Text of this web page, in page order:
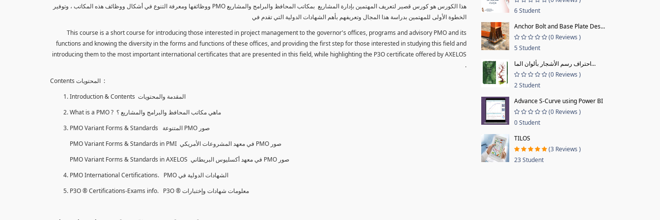
هذا الكورس هو كورس قصير لتعريف المهتمين بإدارة المشاريع بمكاتب المحافظ والبرامج والمشاريع PMO ووظائفها ومعرفة التنوع في أشكال ووظائف هذه المكاتب ، وتوفير
الخطوة الأولى للمهتمين بدراسة هذا المجال وتعريفهم بأهم الشهادات الدولية التي تقدم في
This course is a short course for introducing those interested in project management to the governor's offices, programs and advisory PMO and its
functions and knowing the diversity in the forms and functions of these offices, and providing the first step for those interested in studying this field and
introducing them to the most important international certificates that are presented in this field, while highlighting the P3O certificate offered by AXELOS
.
Contents المحتويات :
Introduction & Contents المقدمة والمحتويات
What is a PMO ? ماهي مكاتب المحافظ والبرامج والمشاريع ؟
PMO Variant Forms & Standards المتنوعة PMO صور
PMO Variant Forms & Standards in PMI في معهد المشروعات الأمريكي PMO صور
PMO Variant Forms & Standards in AXELOS في معهد أكسليوس البريطاني PMO صور
PMO International Certifications. PMO الشهادات الدولية في
P3O ® Certifications-Exams info. P3O ® معلومات شهادات وإختبارات
6 Student
Anchor Bolt and Base Plate Des...
(0 Reviews )
5 Student
احتراف رسم الأشجار بألوان الما...
(0 Reviews )
2 Student
Advance S-Curve using Power BI
(0 Reviews )
0 Student
TILOS
(3 Reviews )
23 Student